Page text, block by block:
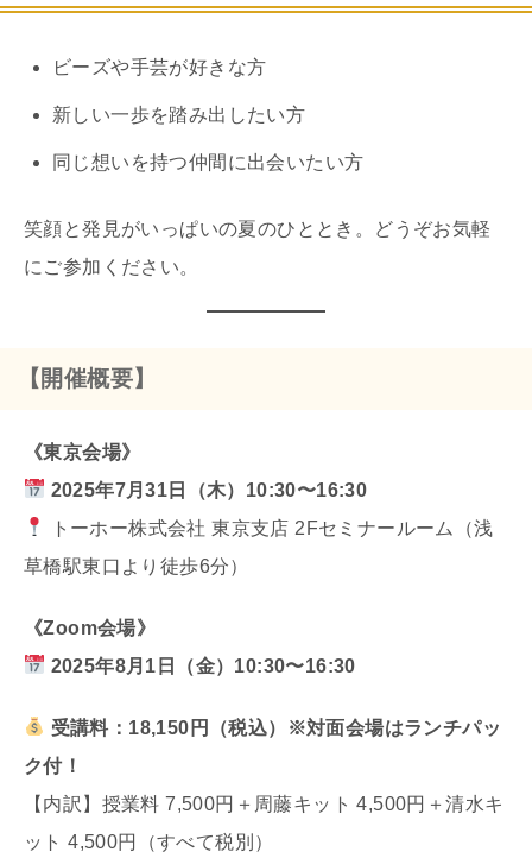
ビーズや手芸が好きな方
新しい一歩を踏み出したい方
同じ想いを持つ仲間に出会いたい方
笑顔と発見がいっぱいの夏のひととき。どうぞお気軽
にご参加ください。
【開催概要】
《東京会場》
2025年7月31日（木）10:30〜16:30
トーホー株式会社 東京支店 2Fセミナールーム（浅
草橋駅東口より徒歩6分）
《Zoom会場》
2025年8月1日（金）10:30〜16:30
受講料：18,150円（税込）※対面会場はランチパッ
ク付！
【内訳】授業料 7,500円＋周藤キット 4,500円＋清水キ
ット 4,500円（すべて税別）